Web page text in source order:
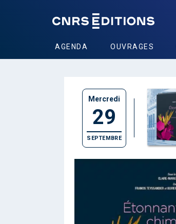
AGENDA OUVRAGES
Mercredi
29
SEPTEMBRE